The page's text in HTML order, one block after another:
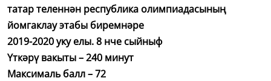
татар теленнән республика олимпиадасының
йомгаклау этабы биремнәре
2019-2020 уку елы. 8 нче сыйныф
Үткәрү вакыты – 240 минут
Максималь балл – 72